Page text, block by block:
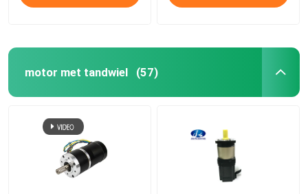
motor met tandwiel (57)